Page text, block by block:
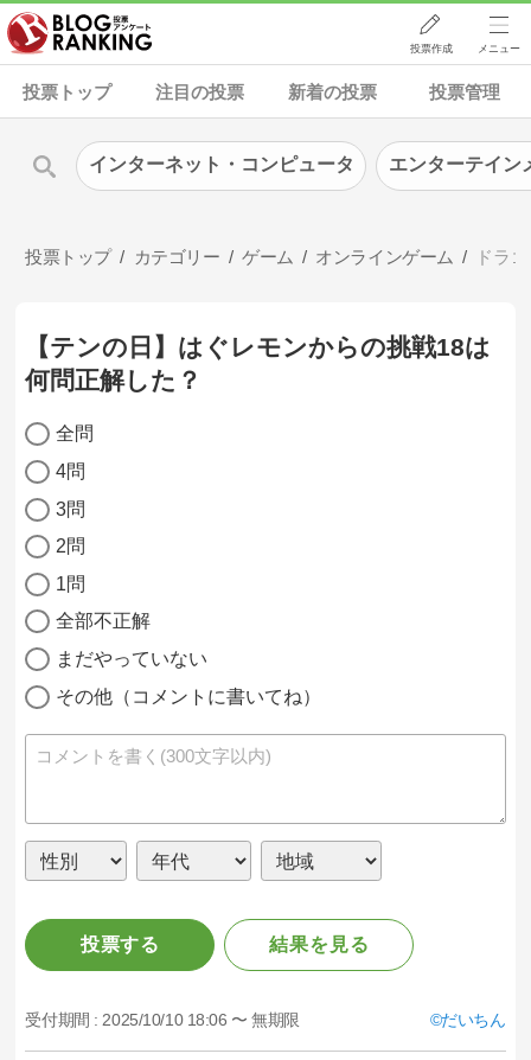
投票作成 メニュー
投票トップ 注目の投票 新着の投票 投票管理
投票トップ カテゴリー ゲーム オンラインゲーム ドラ
【テンの日】はぐレモンからの挑戦18は
何問正解した？
全問
4問
3問
2問
1問
全部不正解
まだやっていない
その他（コメントに書いてね）
投票する 結果を見る
受付期間 : 2025/10/10 18:06 〜 無期限 だいちん
インターネット・コンピュータ エンターテイン